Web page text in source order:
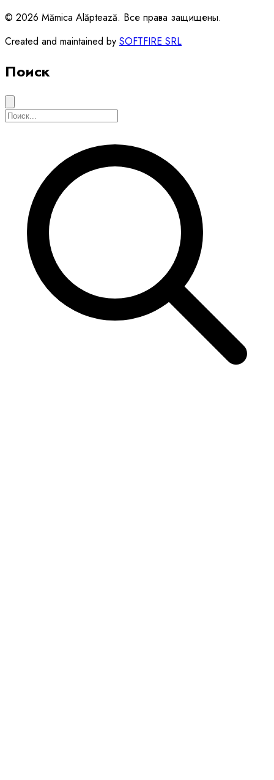
© 2026 Mămica Alăptează. Все права защищены.
Created and maintained by SOFTFIRE SRL
Поиск